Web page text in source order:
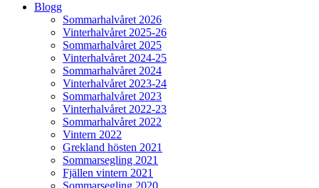
Blogg
Sommarhalvåret 2026
Vinterhalvåret 2025-26
Sommarhalvåret 2025
Vinterhalvåret 2024-25
Sommarhalvåret 2024
Vinterhalvåret 2023-24
Sommarhalvåret 2023
Vinterhalvåret 2022-23
Sommarhalvåret 2022
Vintern 2022
Grekland hösten 2021
Sommarsegling 2021
Fjällen vintern 2021
Sommarsegling 2020